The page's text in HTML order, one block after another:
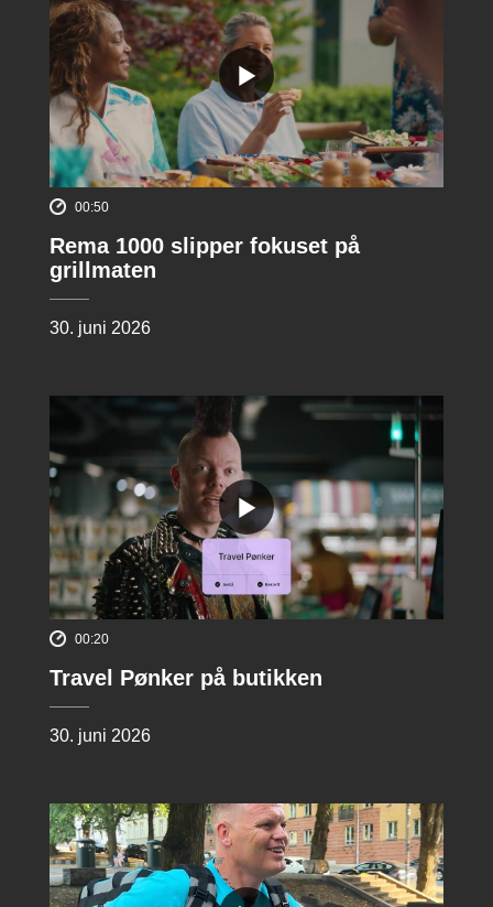
00:50
Rema 1000 slipper fokuset på
grillmaten
30. juni 2026
00:20
Travel Pønker på butikken
30. juni 2026